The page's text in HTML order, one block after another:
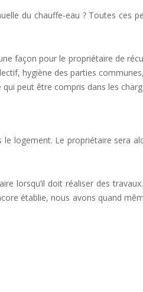
du chauffe-eau ? Toutes ces
façon pour le propriétaire de
hygiène des parties
peut être compris dans les
logement. Le propriétaire sera
lorsqu’il doit réaliser des
établie, nous avons quand